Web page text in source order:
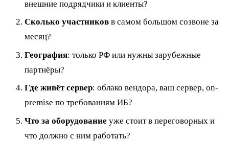
внешние подрядчики и клиенты?
Сколько участников в самом большом созвоне за
месяц?
География: только РФ или нужны зарубежные
партнёры?
Где живёт сервер: облако вендора, ваш сервер, on-
premise по требованиям ИБ?
Что за оборудование уже стоит в переговорных и
что должно с ним работать?